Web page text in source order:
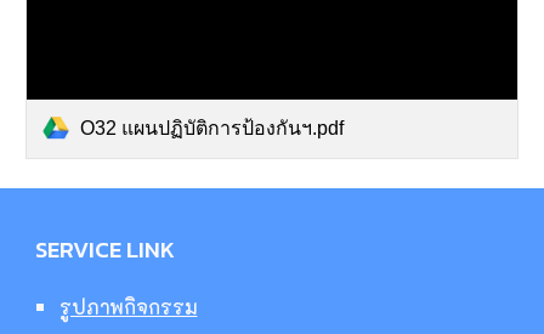
O32 แผนปฏิบัติการป้องกันฯ.pdf
SERVICE LINK
รูปภาพกิจกรรม